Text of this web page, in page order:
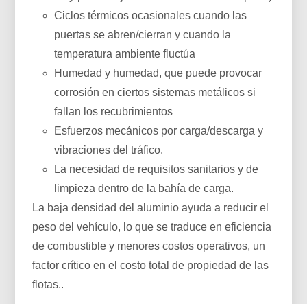
Ciclos térmicos ocasionales cuando las
puertas se abren/cierran y cuando la
temperatura ambiente fluctúa
Humedad y humedad, que puede provocar
corrosión en ciertos sistemas metálicos si
fallan los recubrimientos
Esfuerzos mecánicos por carga/descarga y
vibraciones del tráfico.
La necesidad de requisitos sanitarios y de
limpieza dentro de la bahía de carga.
La baja densidad del aluminio ayuda a reducir el
peso del vehículo, lo que se traduce en eficiencia
de combustible y menores costos operativos, un
factor crítico en el costo total de propiedad de las
flotas..